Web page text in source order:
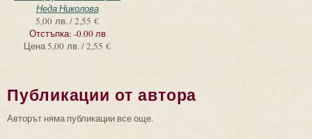
Неда Николова
5,00 лв. / 2,55 €
Отстъпка: -0.00 лв
Цена5,00 лв. / 2,55 €
Публикации от автора
Авторът няма публикации все още.